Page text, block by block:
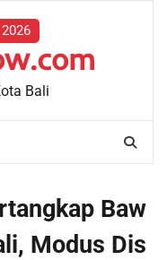
Bali
Baw
Modus Dis